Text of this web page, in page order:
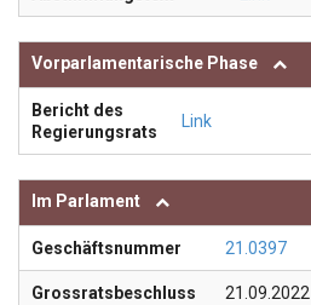
Vorparlamentarische Phase
Bericht des
Regierungsrats
Link
Im Parlament
Geschäftsnummer 21.0397
Grossratsbeschluss 21.09.2022